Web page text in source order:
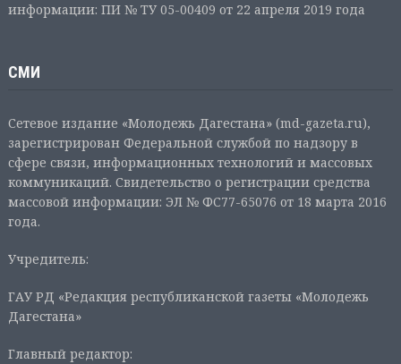
информации: ПИ № ТУ 05-00409 от 22 апреля 2019 года
СМИ
Сетевое издание «Молодежь Дагестана» (md-gazeta.ru),
зарегистрирован Федеральной службой по надзору в
сфере связи, информационных технологий и массовых
коммуникаций. Свидетельство о регистрации средства
массовой информации: ЭЛ № ФС77-65076 от 18 марта 2016
года.
Учредитель:
ГАУ РД «Редакция республиканской газеты «Молодежь
Дагестана»
Главный редактор: